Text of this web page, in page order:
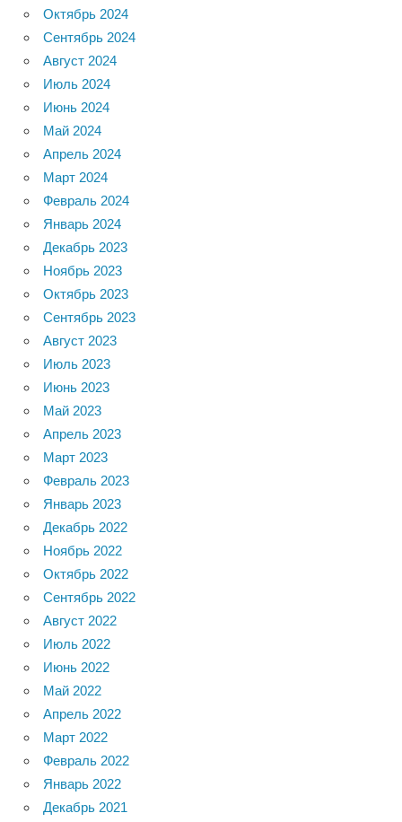
Октябрь 2024
Сентябрь 2024
Август 2024
Июль 2024
Июнь 2024
Май 2024
Апрель 2024
Март 2024
Февраль 2024
Январь 2024
Декабрь 2023
Ноябрь 2023
Октябрь 2023
Сентябрь 2023
Август 2023
Июль 2023
Июнь 2023
Май 2023
Апрель 2023
Март 2023
Февраль 2023
Январь 2023
Декабрь 2022
Ноябрь 2022
Октябрь 2022
Сентябрь 2022
Август 2022
Июль 2022
Июнь 2022
Май 2022
Апрель 2022
Март 2022
Февраль 2022
Январь 2022
Декабрь 2021